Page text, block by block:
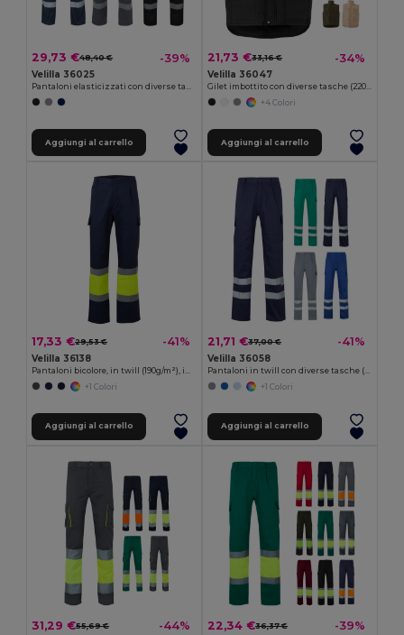
29,73 €48,40 € -39%
Velilla 36025
Pantaloni elasticizzati con diverse tasche (240g/m²), in cotone (46%), EME (38%) e poliestere (16%)
Aggiungi al carrello
21,73 €33,16 € -34%
Velilla 36047
Gilet imbottito con diverse tasche (220g/m²), in poliestere (100%)
+4 Colori
Aggiungi al carrello
17,33 €29,53 € -41%
Velilla 36138
+1 Colori
Aggiungi al carrello
21,71 €37,00 € -41%
Velilla 36058
+1 Colori
Aggiungi al carrello
31,29 €55,69 € -44% 22,34 €36,37 € -39%